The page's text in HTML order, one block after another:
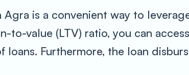
Agra is a convenient way to
to-value (LTV) ratio, you can
Furthermore, the loan